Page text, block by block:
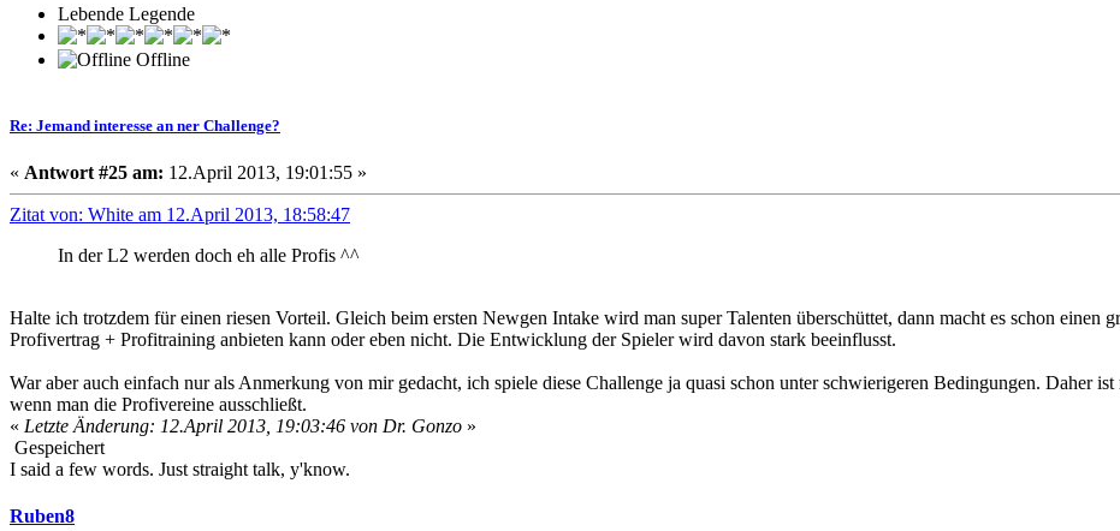
Lebende Legende
Offline
Re: Jemand interesse an ner Challenge?
« Antwort #25 am: 12.April 2013, 19:01:55 »
Zitat von: White am 12.April 2013, 18:58:47
In der L2 werden doch eh alle Profis ^^
Halte ich trotzdem für einen riesen Vorteil. Gleich beim ersten Newgen Intake wird man super Talenten überschüttet, dann macht es schon einen
Profivertrag + Profitraining anbieten kann oder eben nicht. Die Entwicklung der Spieler wird davon stark beeinflusst.
War aber auch einfach nur als Anmerkung von mir gedacht, ich spiele diese Challenge ja quasi schon unter schwierigeren Bedingungen. Daher
wenn man die Profivereine ausschließt.
« Letzte Änderung: 12.April 2013, 19:03:46 von Dr. Gonzo »
Gespeichert
I said a few words. Just straight talk, y'know.
Ruben8